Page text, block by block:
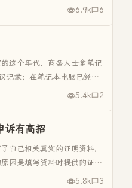
： info:xx.com 返回一些基
6.9k 6
这个年代，商务人士拿笔记
记录；在笔记本电脑已经普
在用笔记本翻阅资料进行开
5.4k 2
诉有高招
自己相关真实的证明资料，
因是填写资料时提供的证明
申诉的“其他证明资料”，我
5.8k 3